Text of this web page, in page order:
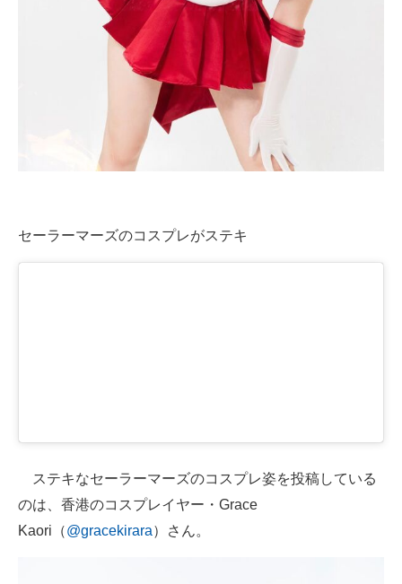
企業向けIT製品の総合サイト
IT製品の技術・比較・事例
製造業のIT導入・活用を支援
モノづくり技術者専門サイト
エネルギーの専門メディア
セーラーマーズのコスプレがステキ
ステキなセーラーマーズのコスプレ姿を投稿している
のは、香港のコスプレイヤー・Grace
Kaori（@gracekirara）さん。